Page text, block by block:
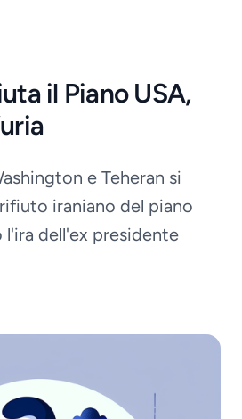
il Piano USA,
e Teheran si
iraniano del piano
l'ira dell'ex presidente